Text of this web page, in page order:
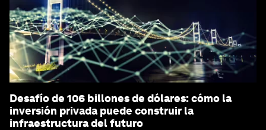
Desafío de 106 billones de dólares: cómo la
inversión privada puede construir la
infraestructura del futuro